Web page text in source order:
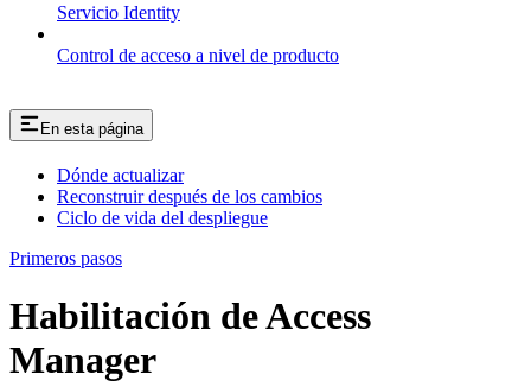
Servicio Identity
Control de acceso a nivel de producto
En esta página
Dónde actualizar
Reconstruir después de los cambios
Ciclo de vida del despliegue
Primeros pasos
Habilitación de Access
Manager